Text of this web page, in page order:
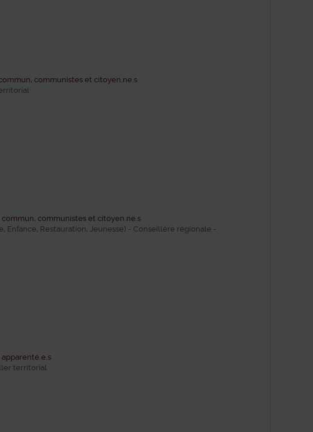
communistes et citoyen.ne.s
communistes et citoyen.ne.s
Enfance, Restauration, Jeunesse) - Conseillère régionale -
territorial